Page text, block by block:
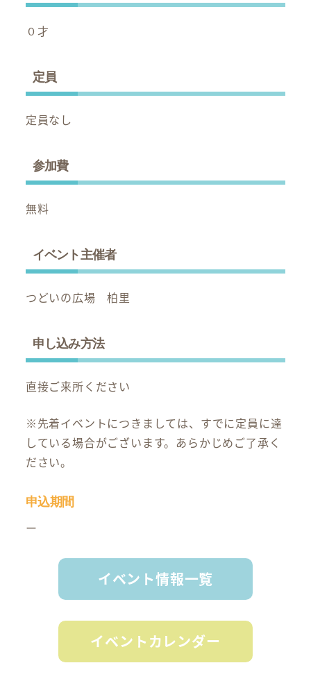
０才
定員
定員なし
参加費
無料
イベント主催者
つどいの広場 柏里
申し込み方法
直接ご来所ください
※先着イベントにつきましては、すでに定員に達
している場合がございます。あらかじめご了承く
ださい。
申込期間
ー
イベント情報一覧
イベントカレンダー